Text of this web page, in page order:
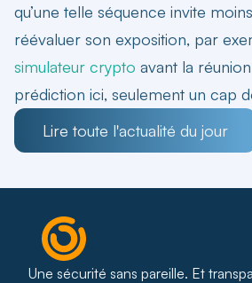
qu’une telle séquence invite
réévaluer son exposition, par
simulateur crypto avant la
prédiction ici, seulement un cap
Lire toute l'actualité du jour
Une sécurité sans pareille. Et